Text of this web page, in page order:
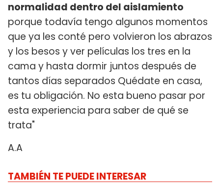
normalidad dentro del aislamiento
porque todavía tengo algunos momentos
que ya les conté pero volvieron los abrazos
y los besos y ver películas los tres en la
cama y hasta dormir juntos después de
tantos días separados Quédate en casa,
es tu obligación. No esta bueno pasar por
esta experiencia para saber de qué se
trata"
A.A
TAMBIÉN TE PUEDE INTERESAR